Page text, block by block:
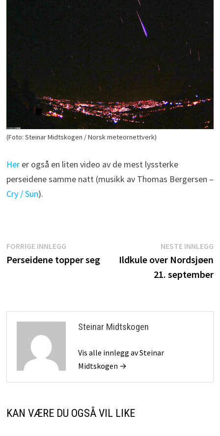
(Foto: Steinar Midtskogen / Norsk meteornettverk)
Herer også en liten video av de mest lyssterke
perseidene samme natt (musikk av Thomas Bergersen –
Cry / Sun).
Innleggsnavigasjon
FORRIGE INNLEGGForrige
innlegg:
Perseidene topper seg
NESTE INNLEGG
Ildkule over Nordsjøen
21. september
Steinar Midtskogen
Vis alle innlegg av Steinar
Midtskogen →
KAN VÆRE DU OGSÅ VIL LIKE